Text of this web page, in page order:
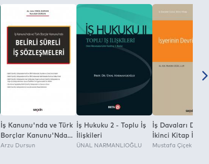
İş Kanunu'nda ve Türk
Borçlar Kanunu'Nda
Belirli Süreli İş
Arzu Dursun
İş Hukuku 2 - Toplu İş
İlişkileri
ÜNAL NARMANLIOĞLU
İş Davaları Dizisi:
İkinci Kitap
Devri
Mustafa Çiçek